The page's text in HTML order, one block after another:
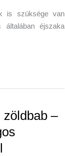
is szüksége van
általában éjszaka
–